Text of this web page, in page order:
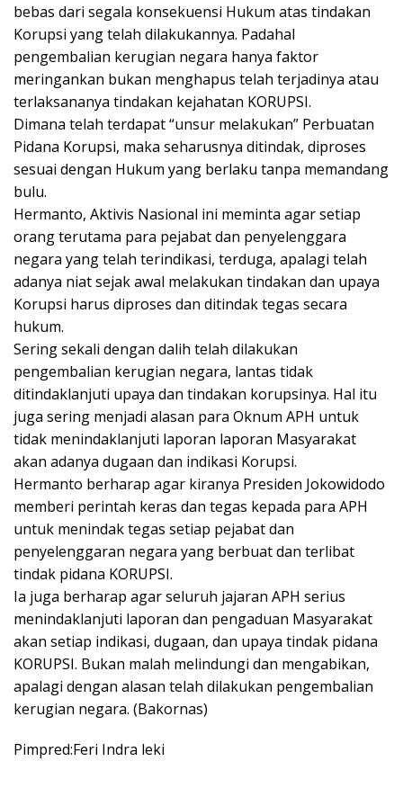
bebas dari segala konsekuensi Hukum atas tindakan
Korupsi yang telah dilakukannya. Padahal
pengembalian kerugian negara hanya faktor
meringankan bukan menghapus telah terjadinya atau
terlaksananya tindakan kejahatan KORUPSI.
Dimana telah terdapat “unsur melakukan” Perbuatan
Pidana Korupsi, maka seharusnya ditindak, diproses
sesuai dengan Hukum yang berlaku tanpa memandang
bulu.
Hermanto, Aktivis Nasional ini meminta agar setiap
orang terutama para pejabat dan penyelenggara
negara yang telah terindikasi, terduga, apalagi telah
adanya niat sejak awal melakukan tindakan dan upaya
Korupsi harus diproses dan ditindak tegas secara
hukum.
Sering sekali dengan dalih telah dilakukan
pengembalian kerugian negara, lantas tidak
ditindaklanjuti upaya dan tindakan korupsinya. Hal itu
juga sering menjadi alasan para Oknum APH untuk
tidak menindaklanjuti laporan laporan Masyarakat
akan adanya dugaan dan indikasi Korupsi.
Hermanto berharap agar kiranya Presiden Jokowidodo
memberi perintah keras dan tegas kepada para APH
untuk menindak tegas setiap pejabat dan
penyelenggaran negara yang berbuat dan terlibat
tindak pidana KORUPSI.
Ia juga berharap agar seluruh jajaran APH serius
menindaklanjuti laporan dan pengaduan Masyarakat
akan setiap indikasi, dugaan, dan upaya tindak pidana
KORUPSI. Bukan malah melindungi dan mengabikan,
apalagi dengan alasan telah dilakukan pengembalian
kerugian negara. (Bakornas)
Pimpred:Feri Indra leki